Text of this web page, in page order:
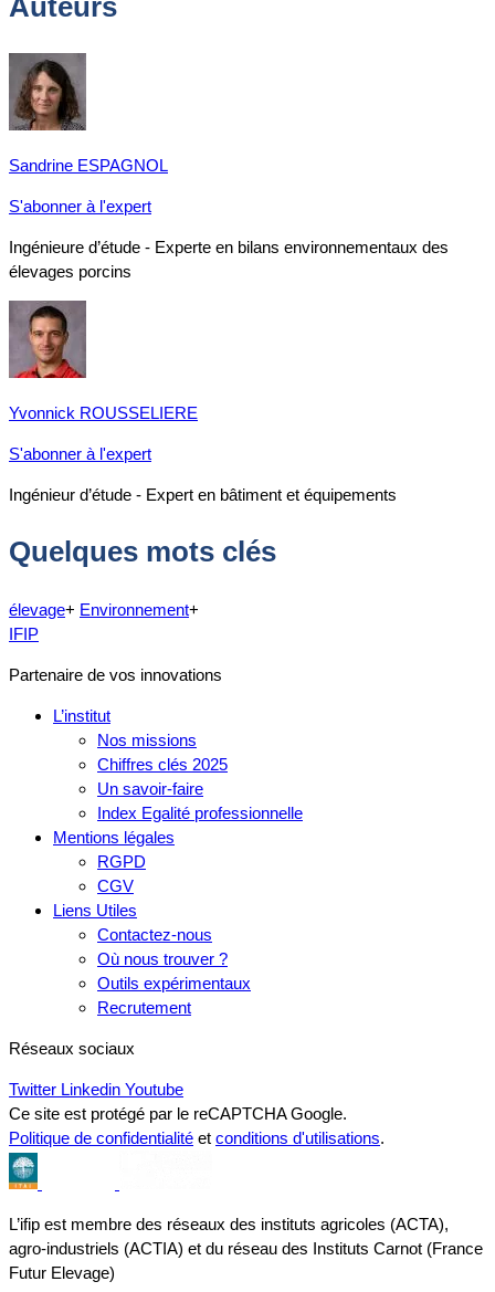
Auteurs
Sandrine ESPAGNOL
S'abonner à l'expert
Ingénieure d’étude - Experte en bilans environnementaux des
élevages porcins
Yvonnick ROUSSELIERE
S'abonner à l'expert
Ingénieur d’étude - Expert en bâtiment et équipements
Quelques mots clés
élevage+ Environnement+
IFIP
Partenaire de vos innovations
L’institut
Nos missions
Chiffres clés 2025
Un savoir-faire
Index Egalité professionnelle
Mentions légales
RGPD
CGV
Liens Utiles
Contactez-nous
Où nous trouver ?
Outils expérimentaux
Recrutement
Réseaux sociaux
Twitter Linkedin Youtube
Ce site est protégé par le reCAPTCHA Google.
Politique de confidentialité et conditions d'utilisations.
L’ifip est membre des réseaux des instituts agricoles (ACTA),
agro-industriels (ACTIA) et du réseau des Instituts Carnot (France
Futur Elevage)